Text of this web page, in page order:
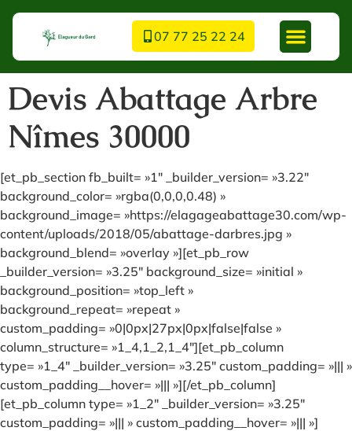
07 77 25 22 24
Devis Abattage Arbre
Nîmes 30000
[et_pb_section fb_built= »1″ _builder_version= »3.22″
background_color= »rgba(0,0,0,0.48) »
background_image= »https://elagageabattage30.com/wp-
content/uploads/2018/05/abattage-darbres.jpg »
background_blend= »overlay »][et_pb_row
_builder_version= »3.25″ background_size= »initial »
background_position= »top_left »
background_repeat= »repeat »
custom_padding= »0|0px|27px|0px|false|false »
column_structure= »1_4,1_2,1_4″][et_pb_column
type= »1_4″ _builder_version= »3.25″ custom_padding= »||| »
custom_padding__hover= »||| »][/et_pb_column]
[et_pb_column type= »1_2″ _builder_version= »3.25″
custom_padding= »||| » custom_padding__hover= »||| »]